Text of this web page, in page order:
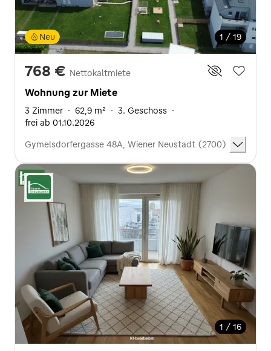
1 / 19
Neu
768 € Nettokaltmiete
Wohnung zur Miete
3 Zimmer · 62,9 m² · 3. Geschoss ·
frei ab 01.10.2026
Gymelsdorfergasse 48A, Wiener Neustadt (2700)
1 / 16